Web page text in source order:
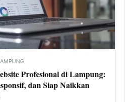
Profesional di Lampung:
dan Siap Naikkan